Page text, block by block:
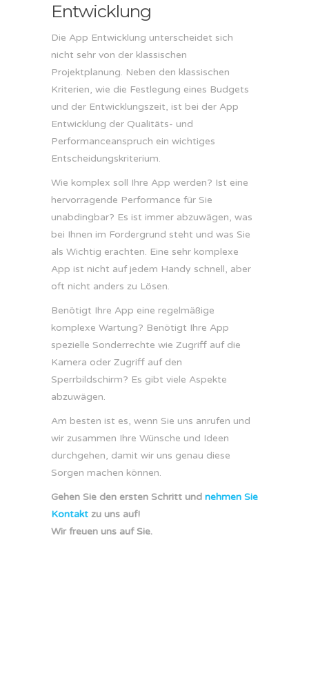
Entwicklung
Die App Entwicklung unterscheidet sich
nicht sehr von der klassischen
Projektplanung. Neben den klassischen
Kriterien, wie die Festlegung eines Budgets
und der Entwicklungszeit, ist bei der App
Entwicklung der Qualitäts- und
Performanceanspruch ein wichtiges
Entscheidungskriterium.
Wie komplex soll Ihre App werden? Ist eine
hervorragende Performance für Sie
unabdingbar? Es ist immer abzuwägen, was
bei Ihnen im Fordergrund steht und was Sie
als Wichtig erachten. Eine sehr komplexe
App ist nicht auf jedem Handy schnell, aber
oft nicht anders zu Lösen.
Benötigt Ihre App eine regelmäßige
komplexe Wartung? Benötigt Ihre App
spezielle Sonderrechte wie Zugriff auf die
Kamera oder Zugriff auf den
Sperrbildschirm? Es gibt viele Aspekte
abzuwägen.
Am besten ist es, wenn Sie uns anrufen und
wir zusammen Ihre Wünsche und Ideen
durchgehen, damit wir uns genau diese
Sorgen machen können.
Gehen Sie den ersten Schritt und nehmen Sie
Kontakt zu uns auf!
Wir freuen uns auf Sie.